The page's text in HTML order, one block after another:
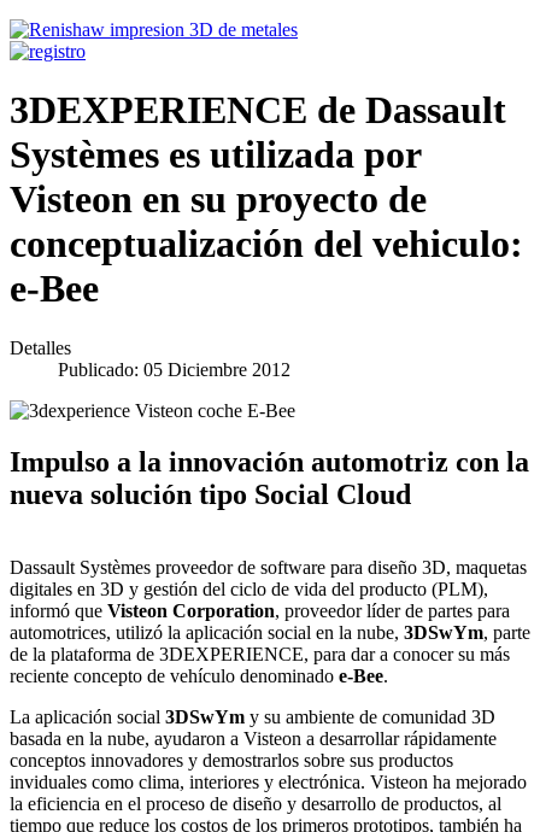
3DEXPERIENCE de Dassault
Systèmes es utilizada por
Visteon en su proyecto de
conceptualización del vehiculo:
e-Bee
Detalles
Publicado: 05 Diciembre 2012
Impulso a la innovación automotriz con la
nueva solución tipo Social Cloud
Dassault Systèmes proveedor de software para diseño 3D, maquetas
digitales en 3D y gestión del ciclo de vida del producto (PLM),
informó que Visteon Corporation, proveedor líder de partes para
automotrices, utilizó la aplicación social en la nube, 3DSwYm, parte
de la plataforma de 3DEXPERIENCE, para dar a conocer su más
reciente concepto de vehículo denominado e-Bee.
La aplicación social 3DSwYm y su ambiente de comunidad 3D
basada en la nube, ayudaron a Visteon a desarrollar rápidamente
conceptos innovadores y demostrarlos sobre sus productos
inviduales como clima, interiores y electrónica. Visteon ha mejorado
la eficiencia en el proceso de diseño y desarrollo de productos, al
tiempo que reduce los costos de los primeros prototipos, también ha